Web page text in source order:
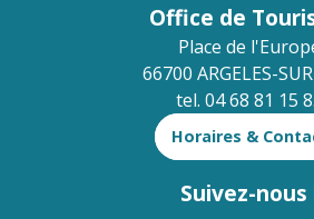
Office de
Place de
66700 ARGELES-
tel. 04 68 81 15
Horaires &
Suivez-nous